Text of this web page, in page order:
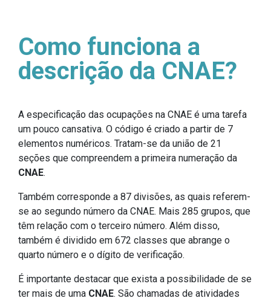
Como funciona a
descrição da CNAE?
A especificação das ocupações na CNAE é uma tarefa
um pouco cansativa. O código é criado a partir de 7
elementos numéricos. Tratam-se da união de 21
seções que compreendem a primeira numeração da
CNAE.
Também corresponde a 87 divisões, as quais referem-
se ao segundo número da CNAE. Mais 285 grupos, que
têm relação com o terceiro número. Além disso,
também é dividido em 672 classes que abrange o
quarto número e o dígito de verificação.
É importante destacar que exista a possibilidade de se
ter mais de uma CNAE. São chamadas de atividades